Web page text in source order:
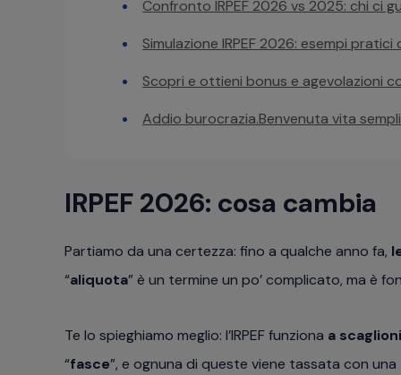
Confronto IRPEF 2026 vs 2025: chi ci
Simulazione IRPEF 2026: esempi
Scopri e ottieni bonus e agevolazioni
Addio burocrazia.Benvenuta vita
IRPEF 2026: cosa cambia
Partiamo da una certezza: fino a qualche anno fa,
“aliquota” è un termine un po’ complicato, ma è
Te lo spieghiamo meglio: l’IRPEF funziona a scaglioni
“fasce”, e ognuna di queste viene tassata con una